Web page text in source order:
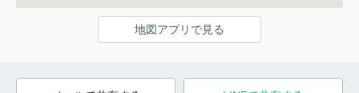
地図アプリで見る